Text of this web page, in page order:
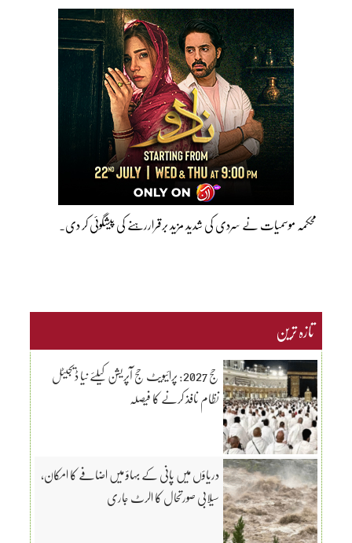
محکمہ موسمیات نے سردی کی شدید مزید برقراررہنے کی پیشگوئی کر دی۔
تازہ ترین
حج 2027: پرائیویٹ حج آپریشن کیلئے نیا ڈیجیٹل
نظام نافذ کرنے کا فیصلہ
دریاؤں میں پانی کے بہاؤ میں اضافے کا امکان،
سیلابی صورتحال کا الرٹ جاری